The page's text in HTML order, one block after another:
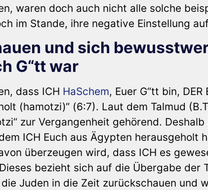
waren doch auch nicht alle solche
im Stande, ihre negative Einstellung
und sich
G“tt war
dass ICH HaSchem, Euer G“tt bin,
(hamotzi)“ (6:7). Laut dem Talmud
zur Vergangenheit gehörend.
ICH Euch aus Ägypten herausgeholt
überzeugen wird, dass ICH es
bezieht sich auf die Übergabe der
Juden in die Zeit zurückschauen und